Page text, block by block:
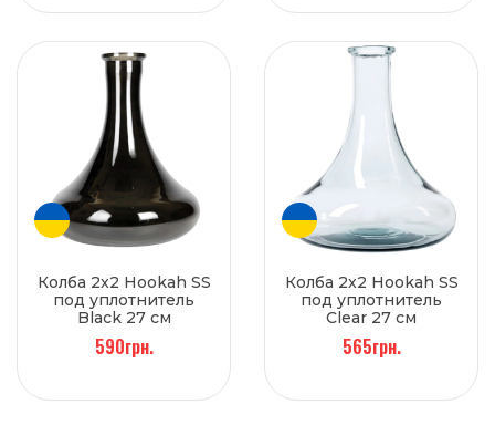
Колба 2x2 Hookah SS
под уплотнитель
Black 27 см
590грн.
Колба 2x2 Hookah SS
под уплотнитель
Clear 27 см
565грн.